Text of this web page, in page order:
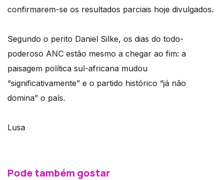
confirmarem-se os resultados parciais hoje divulgados.
Segundo o perito Daniel Silke, os dias do todo-
poderoso ANC estão mesmo a chegar ao fim: a
paisagem política sul-africana mudou
“significativamente” e o partido histórico “já não
domina” o país.
Lusa
Pode também gostar